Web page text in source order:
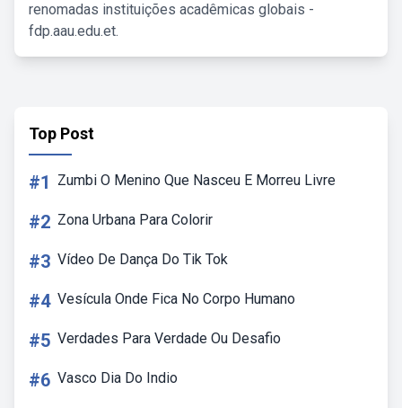
renomadas instituições acadêmicas globais -
fdp.aau.edu.et.
Top Post
#1 Zumbi O Menino Que Nasceu E Morreu Livre
#2 Zona Urbana Para Colorir
#3 Vídeo De Dança Do Tik Tok
#4 Vesícula Onde Fica No Corpo Humano
#5 Verdades Para Verdade Ou Desafio
#6 Vasco Dia Do Indio